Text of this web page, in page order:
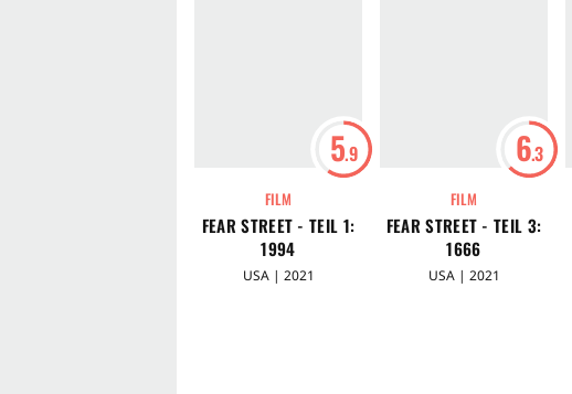
5.9
FILM
FEAR STREET - TEIL 1:
1994
USA | 2021
6.3
FILM
FEAR STREET - TEIL 3:
1666
USA | 2021